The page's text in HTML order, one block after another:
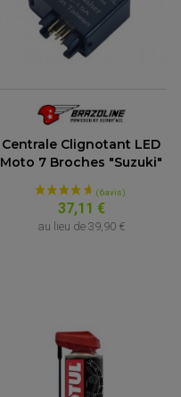
Centrale Clignotant LED
Moto 7 Broches "Suzuki"
37,11 €
au lieu de 39,90 €